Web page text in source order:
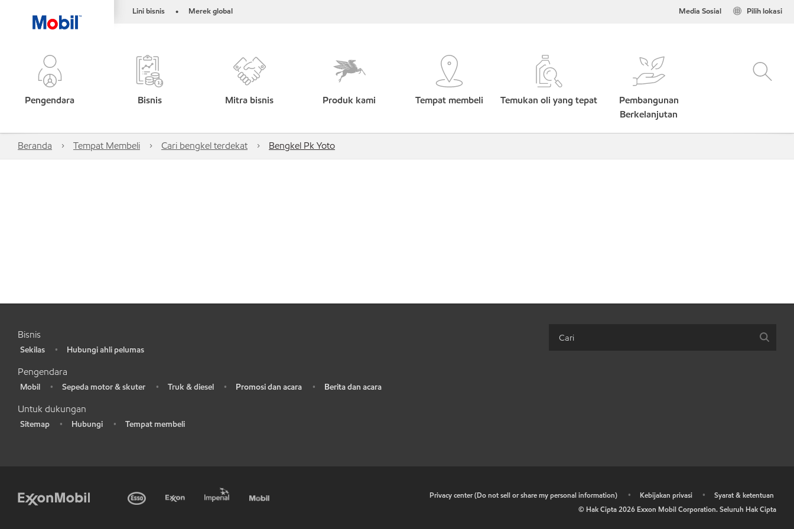
Lini bisnis • Merek global Pilih lokasi
Media Sosial
Pengendara Bisnis Mitra bisnis Produk kami Tempat membeli Temukan oli yang tepat
Pembangunan
Berkelanjutan
Beranda Tempat Membeli Cari bengkel terdekat Bengkel Pk Yoto
Bisnis
Sekilas • Hubungi ahli pelumas
Pengendara
Mobil • Sepeda motor & skuter • Truk & diesel • Promosi dan acara • Berita dan acara
Untuk dukungan
Sitemap • Hubungi • Tempat membeli
Privacy center (Do not sell or share my personal information) • Kebijakan privasi •
Syarat & ketentuan
© Hak Cipta2026 Exxon Mobil Corporation. Seluruh Hak Cipta